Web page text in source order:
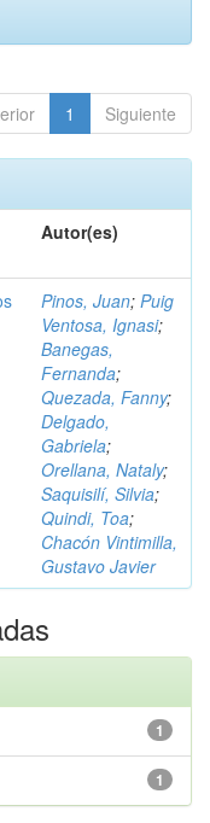
1 Siguiente
Autor(es)
Pinos, Juan; Puig
Ventosa, Ignasi;
Banegas,
Fernanda;
Quezada, Fanny;
Delgado,
Gabriela;
Orellana, Nataly;
Saquisilí, Silvia;
Quindi, Toa;
Chacón Vintimilla,
Gustavo Javier
1
1